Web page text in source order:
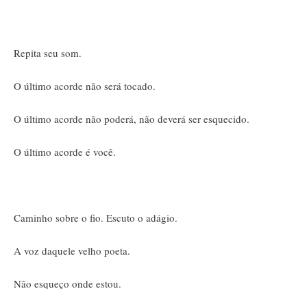
Repita seu som.
O último acorde não será tocado.
O último acorde não poderá, não deverá ser esquecido.
O último acorde é você.
Caminho sobre o fio. Escuto o adágio.
A voz daquele velho poeta.
Não esqueço onde estou.